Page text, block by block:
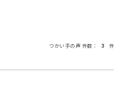
つかい手の声 件数： 3 件